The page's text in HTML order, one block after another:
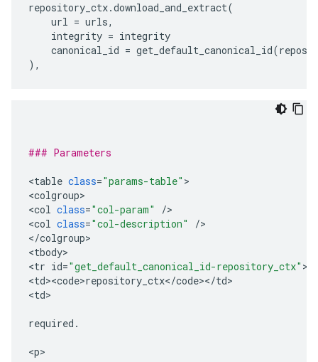
repository_ctx.download_and_extract(
url = urls,
integrity = integrity
canonical_id = get_default_canonical_id(
),
### Parameters
<table class="params-table" >
<colgroup>
<col class="col-param" />
<col class="col-description" />
</colgroup>
<tbody>
<tr id="get_default_canonical_id-repository_ctx" >
<td><code>repository_ctx</code></td>
<td>
required .
<p>